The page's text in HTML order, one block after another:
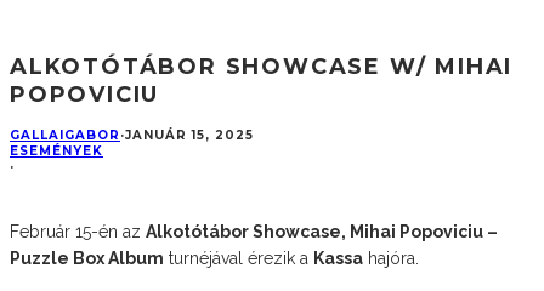
ALKOTÓTÁBOR SHOWCASE W/ MIHAI
POPOVICIU
GALLAIGABOR ·JANUÁR 15, 2025
ESEMÉNYEK
·
Február 15-én az Alkotótábor Showcase, Mihai Popoviciu –
Puzzle Box Album turnéjával érezik a Kassa hajóra.